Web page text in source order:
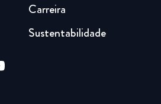
Carreira
Sustentabilidade